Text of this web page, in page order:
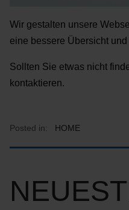
Wir gestalten unsere
eine bessere Übersicht und
Sollten Sie etwas nicht
kontaktieren.
Posted in: HOME